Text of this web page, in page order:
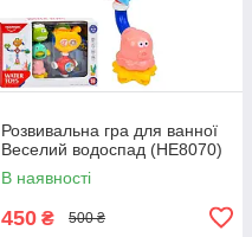
Розвивальна гра для ванної
Веселий водоспад (HE8070)
В наявності
450 ₴ 500 ₴